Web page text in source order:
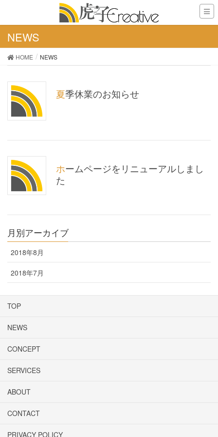
NEWS
HOME NEWS
夏季休業のお知らせ
ホームページをリニューアルしまし
た
月別アーカイブ
2018年8月
2018年7月
TOP
NEWS
CONCEPT
SERVICES
ABOUT
CONTACT
PRIVACY POLICY